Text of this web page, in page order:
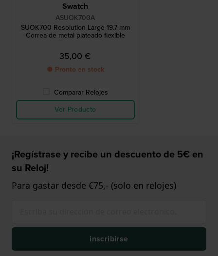
Swatch
ASUOK700A
SUOK700 Resolution Large 19.7 mm
Correa de metal plateado flexible
35,00 €
● Pronto en stock
Comparar Relojes
Ver Producto
¡Regístrase y recibe un descuento de 5€ en
su Reloj!
Para gastar desde €75,- (solo en relojes)
inscribirse